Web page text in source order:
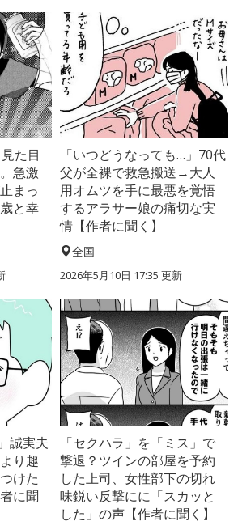
た目
急激
まっ
と幸
「いつどうなっても…」70代
父が全裸で救急搬送→大人
用オムツを手に最悪を覚悟
するアラサー娘の痛切な実
情【作者に聞く】
全国
2026年5月10日 17:35 更新
誠実夫
り趣
けた
に聞
「セクハラ」を「ミス」で
撃退？ツインの部屋を予約
した上司、女性部下の切れ
味鋭い反撃にに「スカッと
した」の声【作者に聞く】